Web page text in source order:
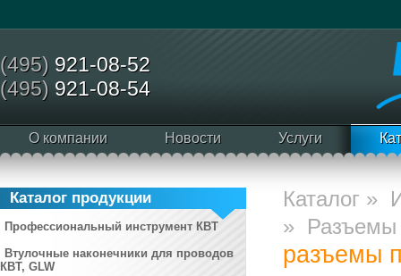
(495) 921-08-52
(495) 921-08-54
О компании Новости Услуги
Каталог продукции
Профессиональный инструмент КВТ
Втулочные наконечники для проводов
КВТ, GLW
Каталог »
» Разъемы
разъемы